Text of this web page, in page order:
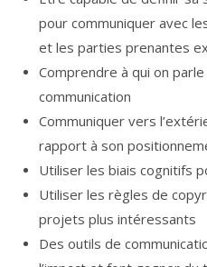
pour communiquer avec
et les parties prenantes
Comprendre à qui on
communication
Communiquer vers
rapport à son
Utiliser les biais cognitifs
Utiliser les règles de
projets plus intéressants
Des outils de